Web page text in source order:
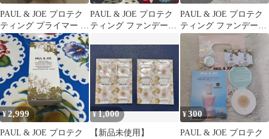
PAUL & JOE プロテク
ティング プライマー 01
おまけ付き
PAUL & JOE プロテク
ティング ファンデーシ
PAUL & JOE プロテク
ティング ファンデーシ
ョン プライマー 01
¥2,999
PAUL & JOE プロテク
¥1,000
【新品未使用】
¥300
PAUL & JOE プロテク